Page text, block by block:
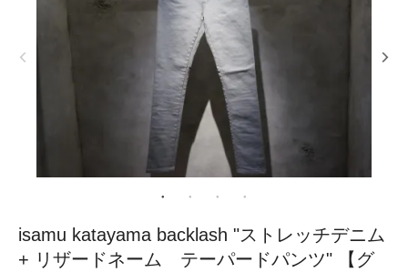
isamu katayama backlash "ストレッチデニム
+ リザードネーム テーパードパンツ" 【グ